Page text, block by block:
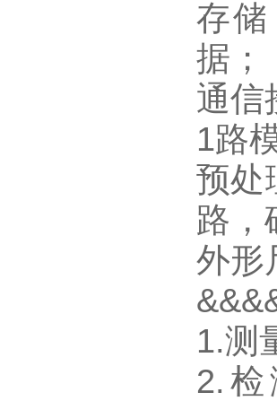
存
据；
通信
1路
预处
路，
外形
1.测
2.检